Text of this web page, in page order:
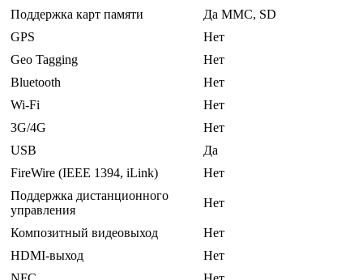
Поддержка карт памяти
Да MMC, SD
GPS
Нет
Geo Tagging
Нет
Bluetooth
Нет
Wi-Fi
Нет
3G/4G
Нет
USB
Да
FireWire (IEEE 1394, iLink)
Нет
Поддержка дистанционного
управления
Нет
Композитный видеовыход
Нет
HDMI-выход
Нет